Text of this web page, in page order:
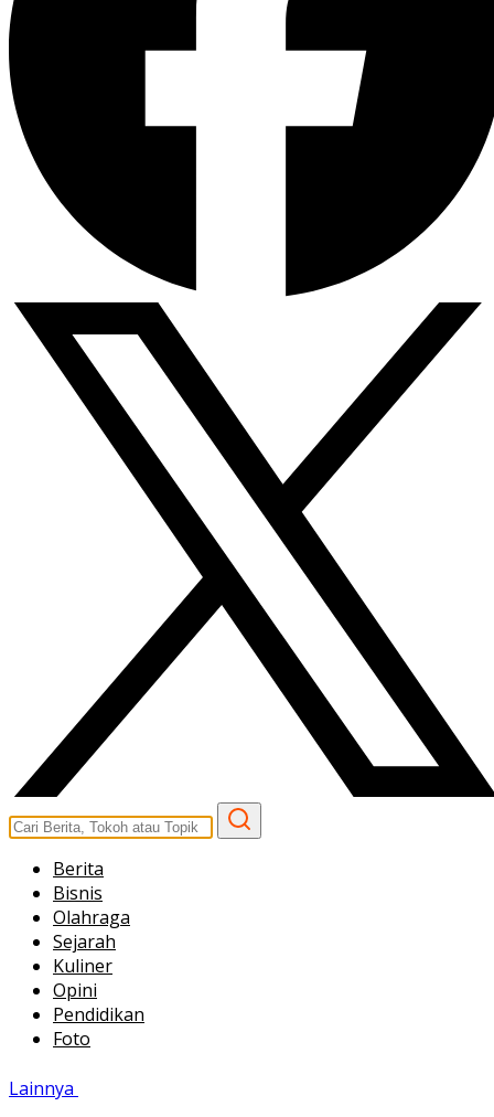
Berita
Bisnis
Olahraga
Sejarah
Kuliner
Opini
Pendidikan
Foto
Lainnya